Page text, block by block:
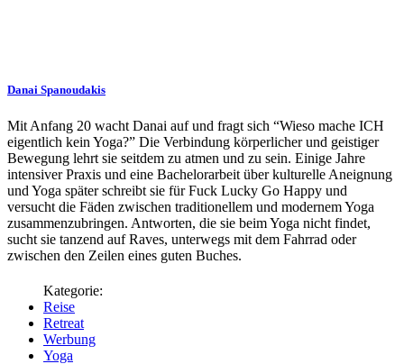
Danai Spanoudakis
Mit Anfang 20 wacht Danai auf und fragt sich “Wieso mache ICH
eigentlich kein Yoga?” Die Verbindung körperlicher und geistiger
Bewegung lehrt sie seitdem zu atmen und zu sein. Einige Jahre
intensiver Praxis und eine Bachelorarbeit über kulturelle Aneignung
und Yoga später schreibt sie für Fuck Lucky Go Happy und
versucht die Fäden zwischen traditionellem und modernem Yoga
zusammenzubringen. Antworten, die sie beim Yoga nicht findet,
sucht sie tanzend auf Raves, unterwegs mit dem Fahrrad oder
zwischen den Zeilen eines guten Buches.
Reise
Retreat
Werbung
Yoga